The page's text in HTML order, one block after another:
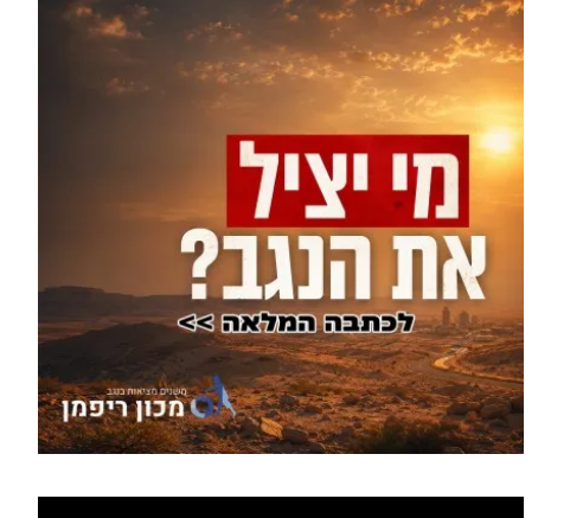
עוד בחדשות >
סוף טרגי לחיפושים: זוהתה גופתו של
אלדר דיין מדימונה